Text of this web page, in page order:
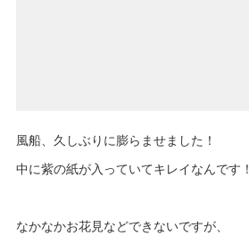
風船、久しぶりに膨らませました！
中に紫の紙が入っていてキレイなんです！
なかなかお花見などできないですが、